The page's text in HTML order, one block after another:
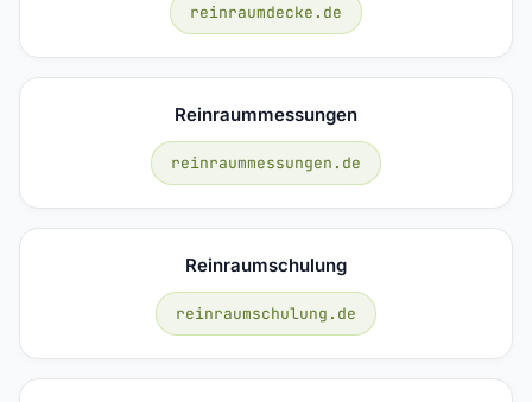
reinraumdecke.de
Reinraummessungen
reinraummessungen.de
Reinraumschulung
reinraumschulung.de